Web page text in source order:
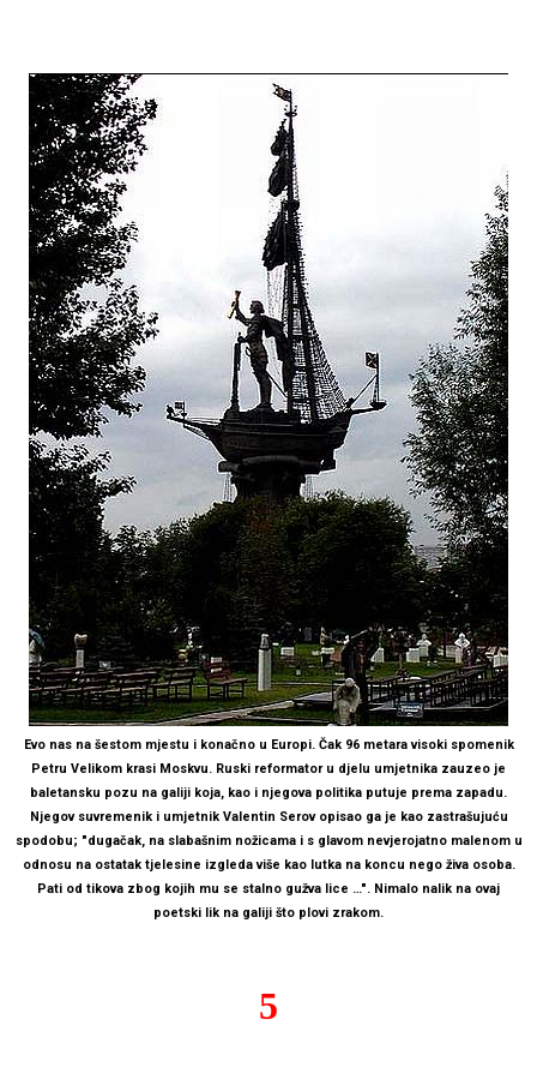
Evo nas na šestom mjestu i konačno u Europi. Čak 96 metara visoki spomenik
Petru Velikom krasi Moskvu. Ruski reformator u djelu umjetnika zauzeo je
baletansku pozu na galiji koja, kao i njegova politika putuje prema zapadu.
Njegov suvremenik i umjetnik Valentin Serov opisao ga je kao zastrašujuću
spodobu; "dugačak, na slabašnim nožicama i s glavom nevjerojatno malenom u
odnosu na ostatak tjelesine izgleda više kao lutka na koncu nego živa osoba.
Pati od tikova zbog kojih mu se stalno gužva lice …". Nimalo nalik na ovaj
poetski lik na galiji što plovi zrakom.
5